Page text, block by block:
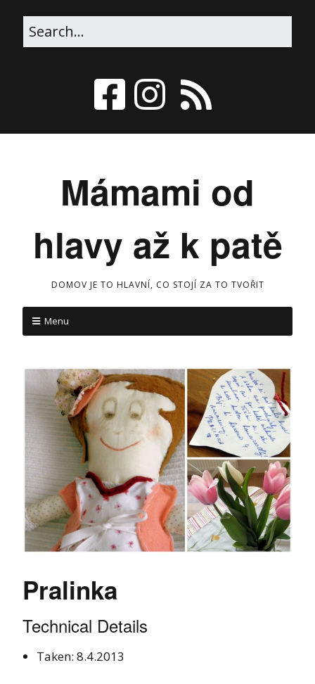
Mámami od
hlavy až k patě
DOMOV JE TO HLAVNÍ, CO STOJÍ ZA TO TVOŘIT
Menu
Pralinka
Technical Details
Taken: 8.4.2013